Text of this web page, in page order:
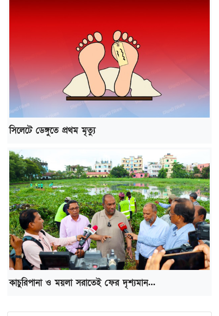
সিলেটে ডেঙ্গুতে প্রথম মৃত্যু
কাচুরিপানা ও ময়লা সরাতেই ফের দৃশ্যমান...